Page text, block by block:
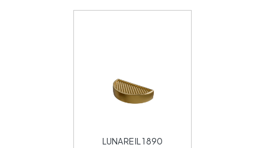
LUNARE IL 1890